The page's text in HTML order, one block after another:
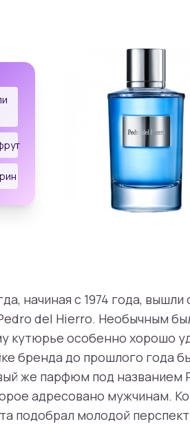
начиная с 1974 года,
del Hierro. Необычным
кутюрье особенно хорошо
бренда до прошлого года
же парфюм под названием
адресовано мужчинам.
подобрал молодой